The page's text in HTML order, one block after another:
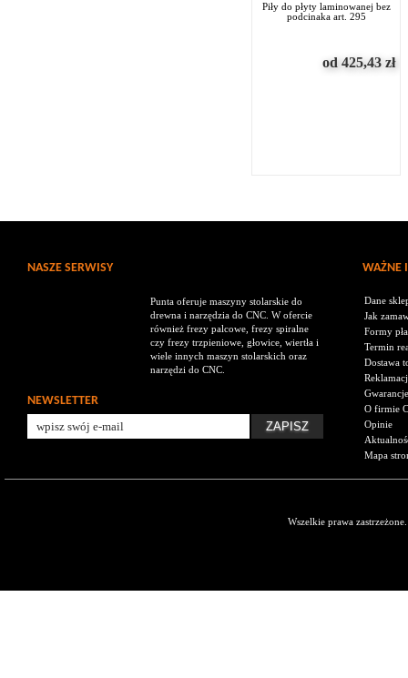
piły do płyty laminowanej bez
podcinaka art. 295
od 425,43 zł
NASZE SERWISY WAŻNE
Punta oferuje maszyny stolarskie do
drewna i narzędzia do CNC. W ofercie
również frezy palcowe, frezy spiralne
czy frezy trzpieniowe, głowice, wiertła i
wiele innych maszyn stolarskich oraz
narzędzi do CNC.
NEWSLETTER
Dane
Jak
Formy
Termin
Dostawa
Gwarancje
O firmie
Opinie
Mapa
Wszelkie prawa